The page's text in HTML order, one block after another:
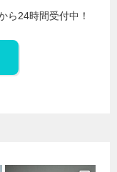
ら24時間受付中！